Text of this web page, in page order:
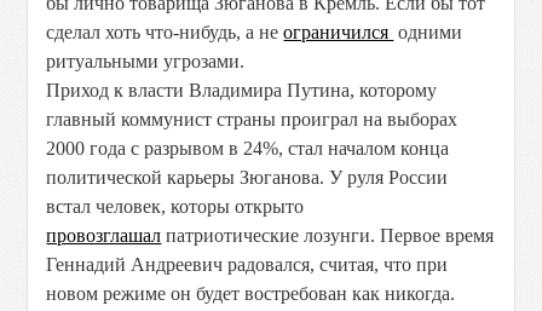
сделал хоть что-нибудь, а неограничился одними
ритуальными угрозами.
Приход к власти Владимира Путина, которому
главный коммунист страны проиграл на выборах
2000 года с разрывом в 24%, стал началом конца
политической карьеры Зюганова. У руля России
встал человек, которы открыто
провозглашал патриотические лозунги. Первое время
Геннадий Андреевич радовался, считая, что при
новом режиме он будет востребован как никогда.